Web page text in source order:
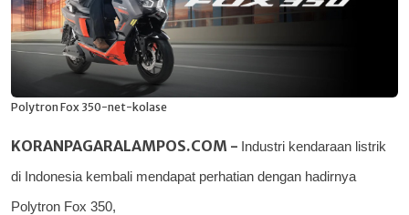
Polytron Fox 350-net-kolase
KORANPAGARALAMPOS.COM - Industri kendaraan listrik
di Indonesia kembali mendapat perhatian dengan hadirnya
Polytron Fox 350,